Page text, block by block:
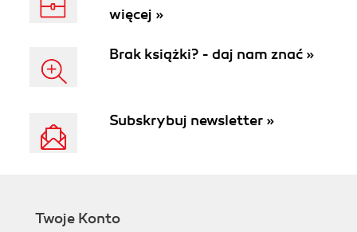
więcej »
Brak książki? - daj nam znać »
Subskrybuj newsletter »
Twoje Konto